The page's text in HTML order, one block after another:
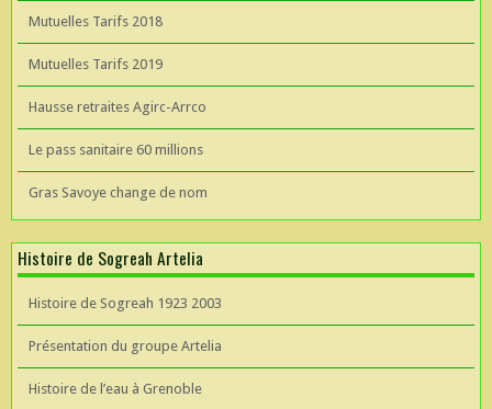
Mutuelles Tarifs 2018
Mutuelles Tarifs 2019
Hausse retraites Agirc-Arrco
Le pass sanitaire 60 millions
Gras Savoye change de nom
Histoire de Sogreah Artelia
Histoire de Sogreah 1923 2003
Présentation du groupe Artelia
Histoire de l’eau à Grenoble